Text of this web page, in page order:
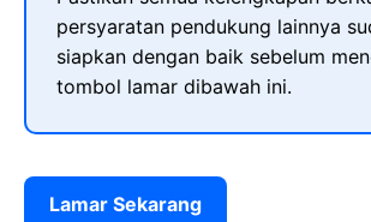
persyaratan pendukung lainnya
siapkan dengan baik sebelum
tombol lamar dibawah ini.
Lamar Sekarang